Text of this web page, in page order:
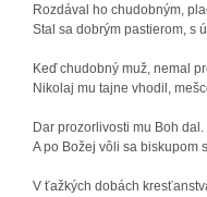
Rozdával ho chudobným,
Stal sa dobrým pastierom, s
Keď chudobný muž, nemal
Nikolaj mu tajne vhodil,
Dar prozorlivosti mu Boh dal.
A po Božej vôli sa biskupom
V ťažkých dobách